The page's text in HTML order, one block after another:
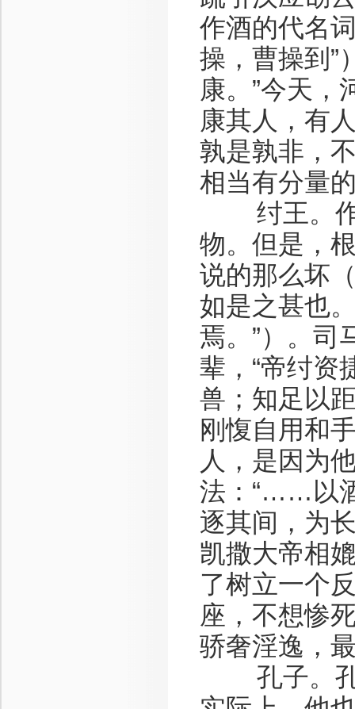
作酒的代名
操，曹操到”
康。”今天，
康其人，有
孰是孰非，
相当有分量
纣王。作
物。但是，
说的那么坏
如是之甚也
焉。”）。司
辈，“帝纣资
兽；知足以
刚愎自用和
人，是因为
法：“……以
逐其间，为
凯撒大帝相
了树立一个
座，不想惨
骄奢淫逸，
孔子。孔